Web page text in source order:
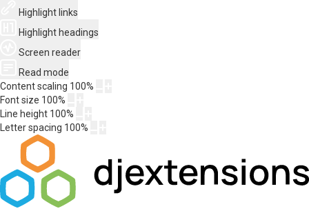
Highlight links
Highlight headings
Screen reader
Read mode
Content scaling 100%
Font size 100%
Line height 100%
Letter spacing 100%